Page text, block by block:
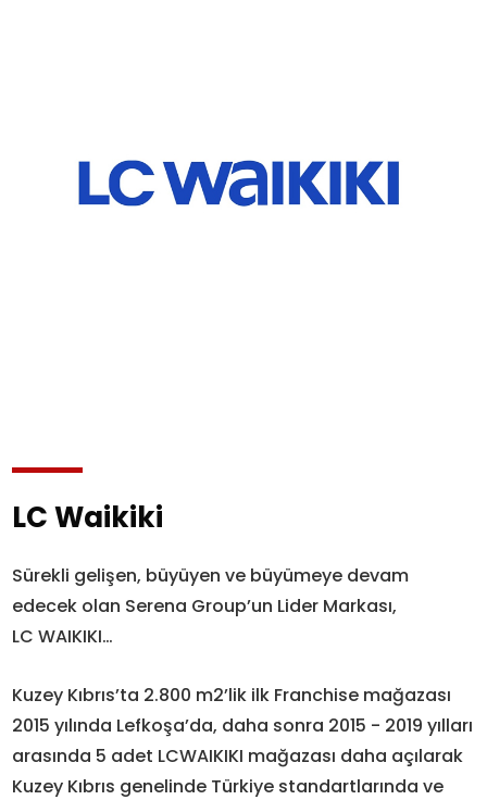
LC Waikiki
Sürekli gelişen, büyüyen ve büyümeye devam
edecek olan Serena Group’un Lider Markası,
LC WAIKIKI…
Kuzey Kıbrıs’ta 2.800 m2’lik ilk Franchise mağazası
2015 yılında Lefkoşa’da, daha sonra 2015 - 2019 yılları
arasında 5 adet LCWAIKIKI mağazası daha açılarak
Kuzey Kıbrıs genelinde Türkiye standartlarında ve